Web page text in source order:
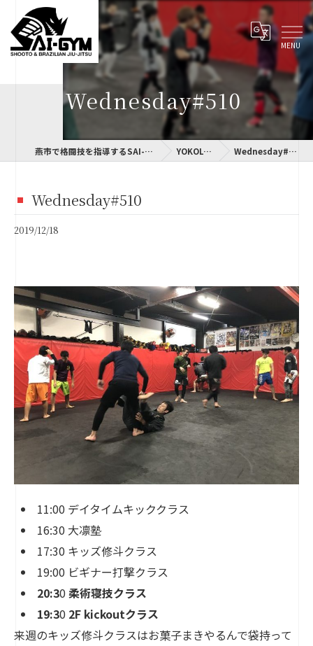
Wednesday#510
燕市で格闘技を指導するSAI-GYM YOKOLOG Wednesday#510
Wednesday#510
2019/12/18
11:00 デイタイムキッククラス
16:30 大凛塾
17:30 キッズ修斗クラス
19:00 ビギナー打撃クラス
20:30 柔術寝技クラス
19:30 2F kickoutクラス
来週のキッズ修斗クラスはお菓子まきやるんで袋持って